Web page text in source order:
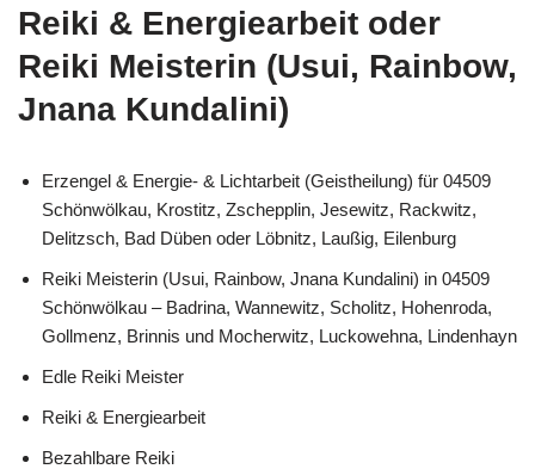
Reiki & Energiearbeit oder
Reiki Meisterin (Usui, Rainbow,
Jnana Kundalini)
Erzengel & Energie- & Lichtarbeit (Geistheilung) für 04509
Schönwölkau, Krostitz, Zschepplin, Jesewitz, Rackwitz,
Delitzsch, Bad Düben oder Löbnitz, Laußig, Eilenburg
Reiki Meisterin (Usui, Rainbow, Jnana Kundalini) in 04509
Schönwölkau – Badrina, Wannewitz, Scholitz, Hohenroda,
Gollmenz, Brinnis und Mocherwitz, Luckowehna, Lindenhayn
Edle Reiki Meister
Reiki & Energiearbeit
Bezahlbare Reiki